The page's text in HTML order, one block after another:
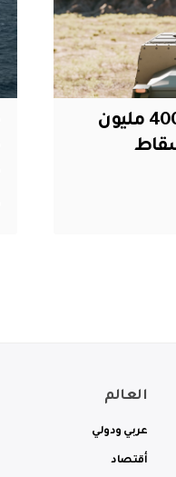
الجيش الأمريكي يخصص 400 مليون
العالم
عربي ودولي
أقتصاد